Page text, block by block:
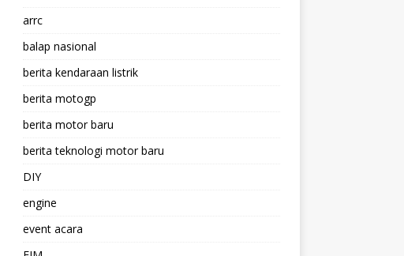
arrc
balap nasional
berita kendaraan listrik
berita motogp
berita motor baru
berita teknologi motor baru
DIY
engine
event acara